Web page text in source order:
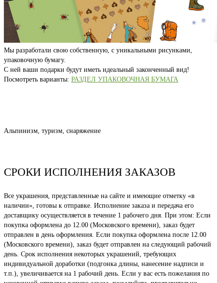
Мы разработали свою собственную, с уникальными рисунками,
упаковочную бумагу.
С ней ваши подарки будут иметь идеальный законченный вид!
Посмотреть варианты: РАЗДЕЛ УПАКОВОЧНАЯ БУМАГА
Альпинизм, туризм, снаряжение
СРОКИ ИСПОЛНЕНИЯ ЗАКАЗОВ
Все украшения, представленные на сайте и имеющие отметку «в
наличии», готовы к отправке. Исполнение заказа и передача его
доставщику осуществляется в течение 1 рабочего дня. При этом: Если
покупка оформлена до 12.00 (Московского времени), заказ будет
отправлен в день оформления. Если покупка оформлена после 12.00
(Московского времени), заказ будет отправлен на следующий рабочий
день. Срок исполнения некоторых украшений, требующих
индивидуальной доработки (подгонка длины, нанесение надписи и
т.п.), увеличивается на 1 рабочий день. Если у вас есть пожелания по